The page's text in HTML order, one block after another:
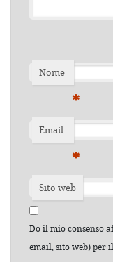
Nome
*
Email
*
Sito web
Do il mio consenso
email, sito web) per